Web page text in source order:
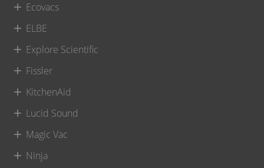
Ecovacs
ELBE
Explore Scientific
Fissler
KitchenAid
Lucid Sound
Magic Vac
Ninja